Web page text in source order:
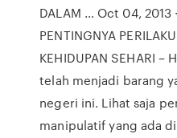
DALAM … Oct 04, 2013
PENTINGNYA
KEHIDUPAN SEHARI –
telah menjadi barang
negeri ini. Lihat saja
manipulatif yang ada